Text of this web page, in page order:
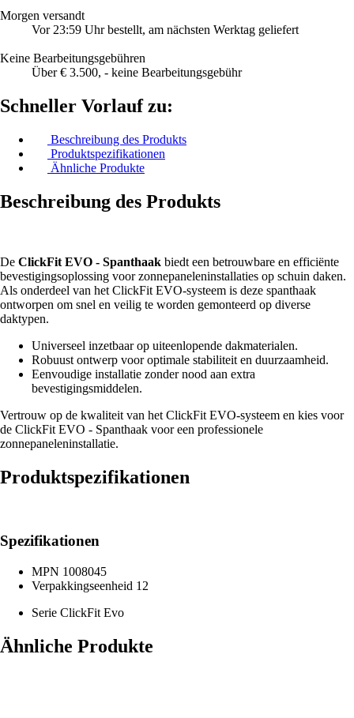
Morgen versandt
Vor 23:59 Uhr bestellt, am nächsten Werktag geliefert
Keine Bearbeitungsgebühren
Über € 3.500, - keine Bearbeitungsgebühr
Schneller Vorlauf zu:
Beschreibung des Produkts
Produktspezifikationen
Ähnliche Produkte
Beschreibung des Produkts
De ClickFit EVO - Spanthaak biedt een betrouwbare en efficiënte
bevestigingsoplossing voor zonnepaneleninstallaties op schuin daken.
Als onderdeel van het ClickFit EVO-systeem is deze spanthaak
ontworpen om snel en veilig te worden gemonteerd op diverse
daktypen.
Universeel inzetbaar op uiteenlopende dakmaterialen.
Robuust ontwerp voor optimale stabiliteit en duurzaamheid.
Eenvoudige installatie zonder nood aan extra
bevestigingsmiddelen.
Vertrouw op de kwaliteit van het ClickFit EVO-systeem en kies voor
de ClickFit EVO - Spanthaak voor een professionele
zonnepaneleninstallatie.
Produktspezifikationen
Spezifikationen
MPN 1008045
Verpakkingseenheid 12
Serie ClickFit Evo
Ähnliche Produkte